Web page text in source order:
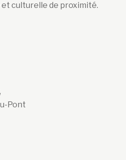
culturelle de proximité.
Pont